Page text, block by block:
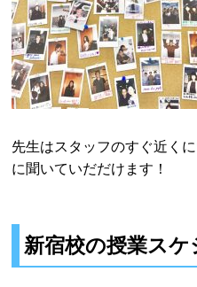
先生はスタッフのすぐ近く
に聞いていだだけます！
新宿校の授業スケ